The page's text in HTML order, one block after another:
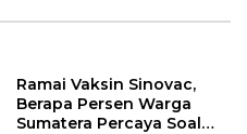
Ramai Vaksin Sinovac,
Berapa Persen Warga
Sumatera Percaya Soal